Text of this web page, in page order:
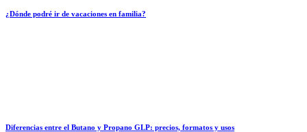
¿Dónde podré ir de vacaciones en familia?
Diferencias entre el Butano y Propano GLP: precios, formatos y usos